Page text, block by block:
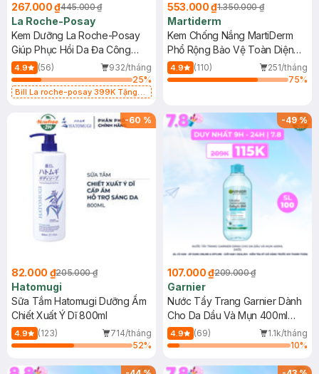
267.000 ₫445.000 ₫
La Roche-Posay
Kem Dưỡng La Roche-Posay
Giúp Phục Hồi Da Đa Công
Dụng 40ml
4.9 (56)
932/tháng
25%
Bill La roche-posay 399K Tặng
(SL có hạn)
553.000 ₫1.350.000 ₫
Martiderm
Kem Chống Nắng MartiDerm
Phổ Rộng Bảo Vệ Toàn Diện
40ml
4.9 (110)
251/tháng
75%
-60 %
82.000 ₫205.000 ₫
Hatomugi
Sữa Tắm Hatomugi Dưỡng Ẩm
Chiết Xuất Ý Dĩ 800ml
4.9 (123)
714/tháng
52%
-49%
107.000 ₫209.000 ₫
Garnier
Nước Tẩy Trang Garnier Dành
Cho Da Dầu Và Mụn 400ml
(Mới)
4.9 (69)
1.1k/tháng
10%